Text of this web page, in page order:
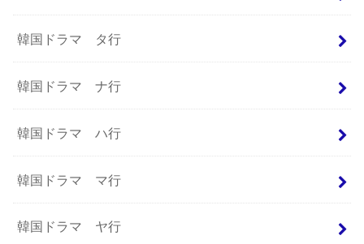
韓国ドラマ タ行
韓国ドラマ ナ行
韓国ドラマ ハ行
韓国ドラマ マ行
韓国ドラマ ヤ行